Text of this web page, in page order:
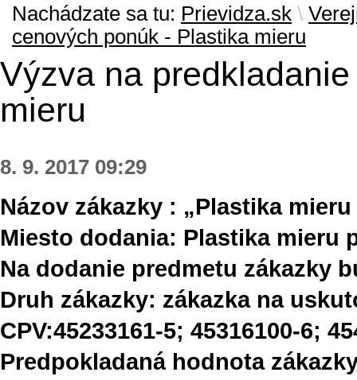
Nachádzate sa tu: Prievidza.sk \
cenových ponúk - Plastika mieru
Výzva na
mieru
8. 9. 2017 09:29
Názov zákazky : „Plastika
Miesto dodania: Plastika mieru
Na dodanie predmetu zákazky
Druh zákazky: zákazka na
CPV:45233161-5; 45316100-6;
Predpokladaná hodnota